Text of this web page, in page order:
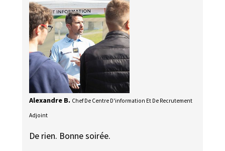
Alexandre B. Chef De Centre D'information Et De Recrutement
Adjoint
De rien. Bonne soirée.